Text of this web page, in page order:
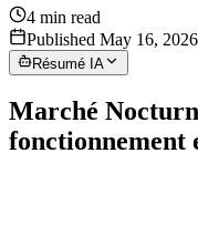
4 min read
Published May 16, 2026
Résumé IA
Marché
fonctionnement